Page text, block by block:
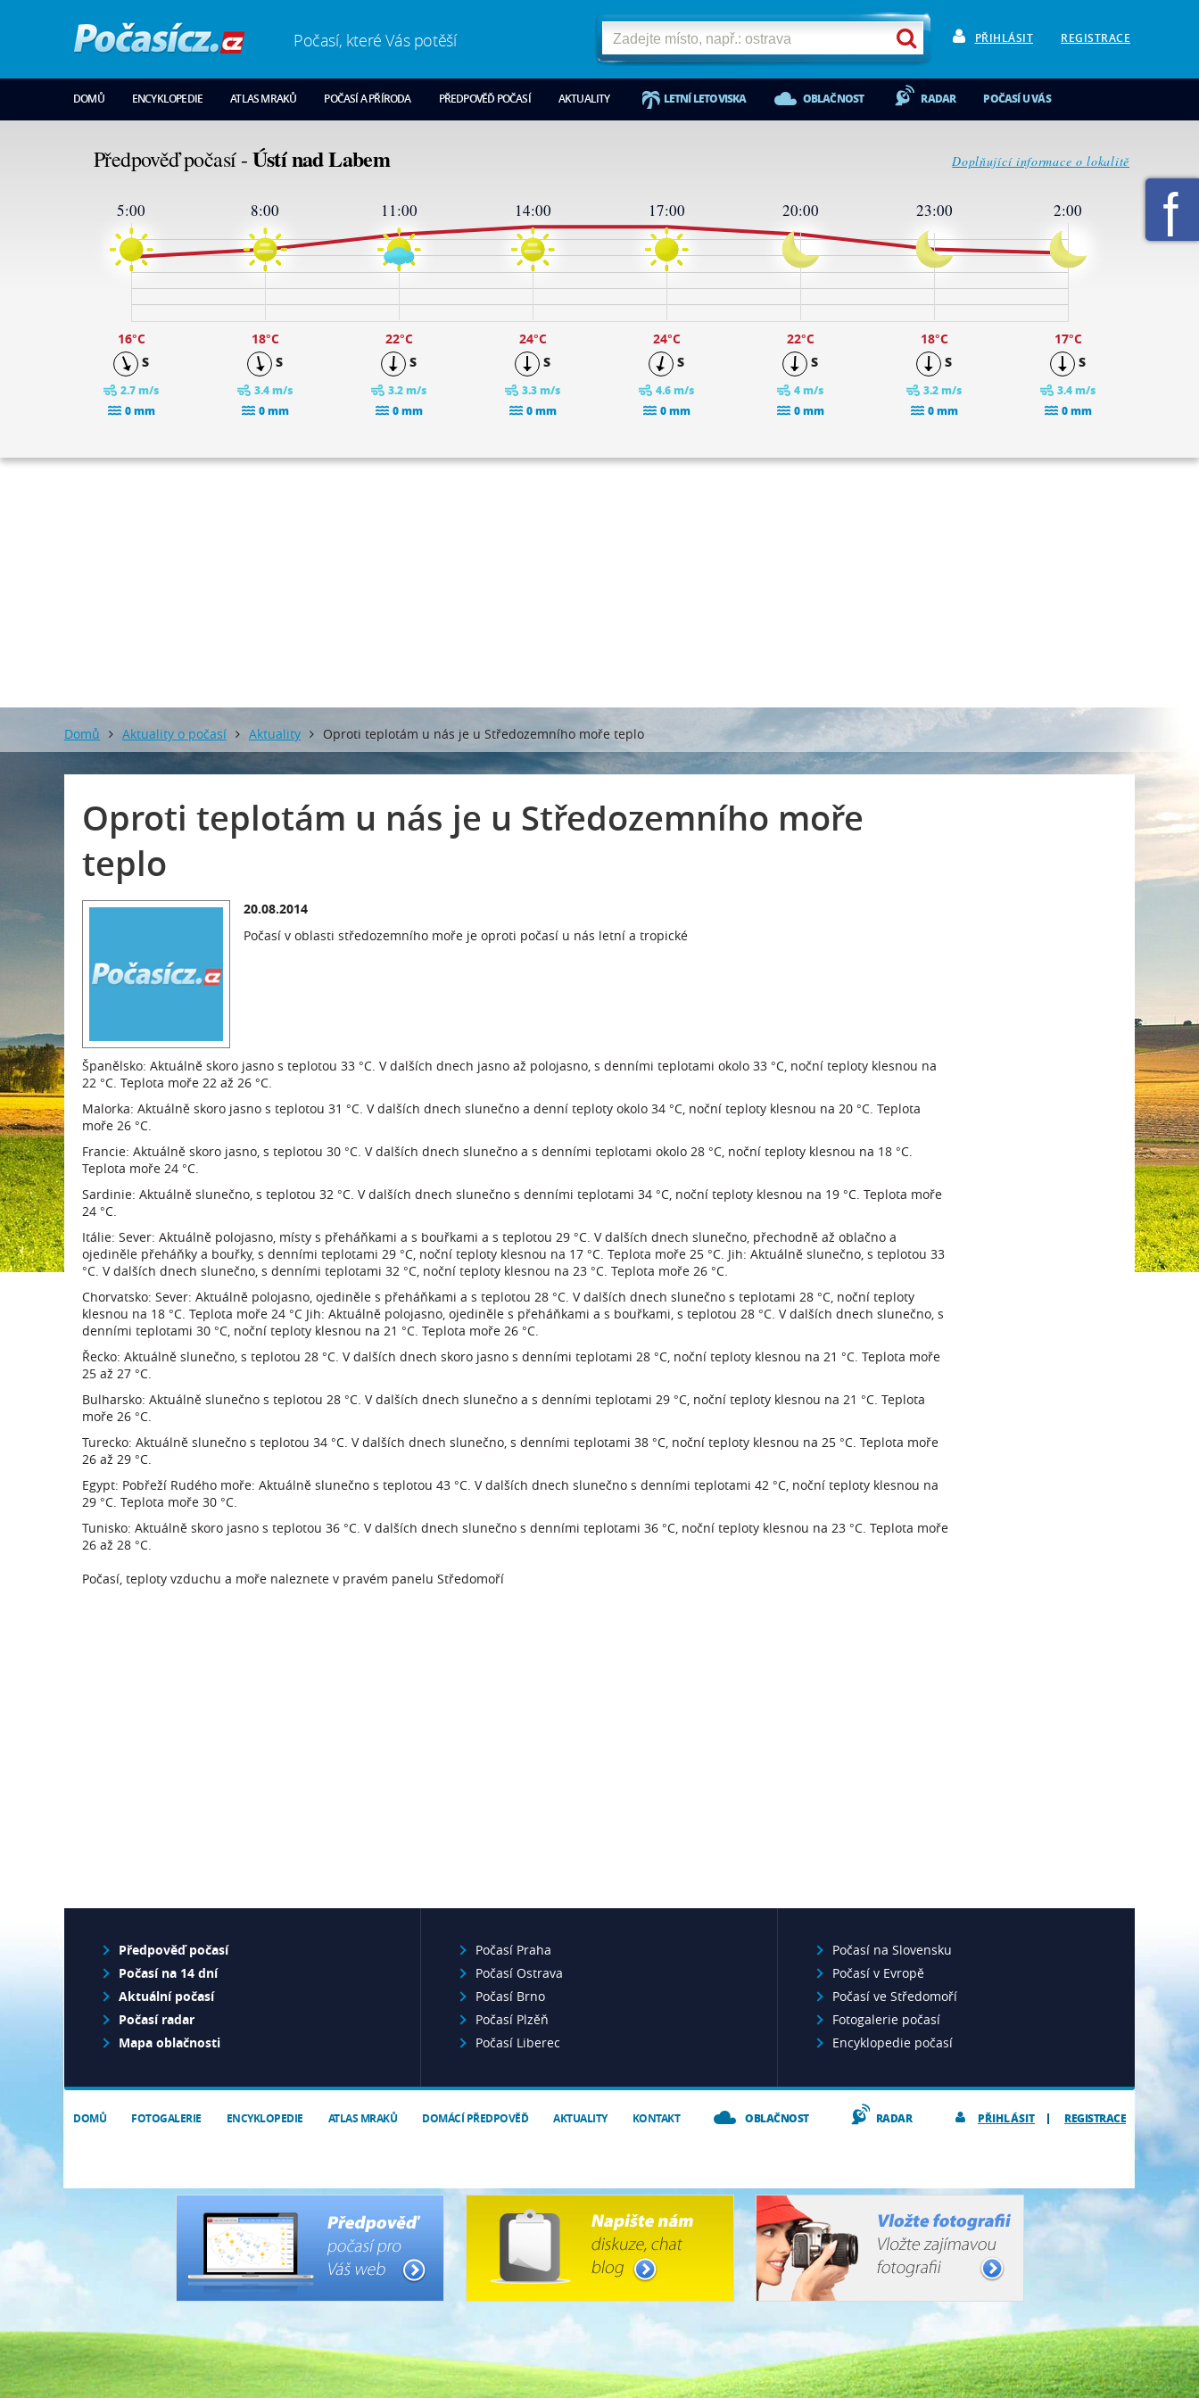
Počasí, které Vás potěší PŘIHLÁSIT REGISTRACE
DOMŮ ENCYKLOPEDIE ATLAS MRAKŮ POČASÍ A PŘÍRODA PŘEDPOVĚĎ POČASÍ AKTUALITY LETNÍ LETOVISKA OBLAČNOST RADAR POČASÍ U VÁS
Předpověď počasí -Ústí nad Labem Doplňující informace o lokalitě
5:00
16°C
S
2.7 m/s
0 mm
8:00
18°C
S
3.4 m/s
0 mm
11:00
22°C
S
3.2 m/s
0 mm
14:00
24°C
S
3.3 m/s
0 mm
17:00
24°C
S
4.6 m/s
0 mm
20:00
22°C
S
4 m/s
0 mm
23:00
18°C
S
3.2 m/s
0 mm
2:00
17°C
S
3.4 m/s
0 mm
25
24
19
Domů Aktuality o počasí Aktuality Oproti teplotám u nás je u Středozemního moře teplo
Oproti teplotám u nás je u Středozemního moře
teplo
20.08.2014
Počasí v oblasti středozemního moře je oproti počasí u nás letní a tropické
Španělsko: Aktuálně skoro jasno s teplotou 33 °C. V dalších dnech jasno až polojasno, s denními teplotami okolo 33 °C, noční teploty klesnou na
22 °C. Teplota moře 22 až 26 °C.
Malorka: Aktuálně skoro jasno s teplotou 31 °C. V dalších dnech slunečno a denní teploty okolo 34 °C, noční teploty klesnou na 20 °C. Teplota
moře 26 °C.
Francie: Aktuálně skoro jasno, s teplotou 30 °C. V dalších dnech slunečno a s denními teplotami okolo 28 °C, noční teploty klesnou na 18 °C.
Teplota moře 24 °C.
Sardinie: Aktuálně slunečno, s teplotou 32 °C. V dalších dnech slunečno s denními teplotami 34 °C, noční teploty klesnou na 19 °C. Teplota moře
24 °C.
Itálie: Sever: Aktuálně polojasno, místy s přeháňkami a s bouřkami a s teplotou 29 °C. V dalších dnech slunečno, přechodně až oblačno a
ojediněle přeháňky a bouřky, s denními teplotami 29 °C, noční teploty klesnou na 17 °C. Teplota moře 25 °C. Jih: Aktuálně slunečno, s teplotou 33
°C. V dalších dnech slunečno, s denními teplotami 32 °C, noční teploty klesnou na 23 °C. Teplota moře 26 °C.
Chorvatsko: Sever: Aktuálně polojasno, ojediněle s přeháňkami a s teplotou 28 °C. V dalších dnech slunečno s teplotami 28 °C, noční teploty
klesnou na 18 °C. Teplota moře 24 °C Jih: Aktuálně polojasno, ojediněle s přeháňkami a s bouřkami, s teplotou 28 °C. V dalších dnech slunečno, s
denními teplotami 30 °C, noční teploty klesnou na 21 °C. Teplota moře 26 °C.
Řecko: Aktuálně slunečno, s teplotou 28 °C. V dalších dnech skoro jasno s denními teplotami 28 °C, noční teploty klesnou na 21 °C. Teplota moře
25 až 27 °C.
Bulharsko: Aktuálně slunečno s teplotou 28 °C. V dalších dnech slunečno a s denními teplotami 29 °C, noční teploty klesnou na 21 °C. Teplota
moře 26 °C.
Turecko: Aktuálně slunečno s teplotou 34 °C. V dalších dnech slunečno, s denními teplotami 38 °C, noční teploty klesnou na 25 °C. Teplota moře
26 až 29 °C.
Egypt: Pobřeží Rudého moře: Aktuálně slunečno s teplotou 43 °C. V dalších dnech slunečno s denními teplotami 42 °C, noční teploty klesnou na
29 °C. Teplota moře 30 °C.
Tunisko: Aktuálně skoro jasno s teplotou 36 °C. V dalších dnech slunečno s denními teplotami 36 °C, noční teploty klesnou na 23 °C. Teplota moře
26 až 28 °C.
Počasí, teploty vzduchu a moře naleznete v pravém panelu Středomoří
Předpověď počasí
Počasí na 14 dní
Aktuální počasí
Počasí radar
Mapa oblačnosti
Počasí Praha
Počasí Ostrava
Počasí Brno
Počasí Plzěň
Počasí Liberec
Počasí na Slovensku
Počasí v Evropě
Počasí ve Středomoří
Fotogalerie počasí
Encyklopedie počasí
DOMŮ FOTOGALERIE ENCYKLOPEDIE ATLAS MRAKŮ DOMÁCÍ PŘEDPOVĚĎ AKTUALITY KONTAKT OBLAČNOST RADAR REGISTRACE
PŘIHLÁSIT